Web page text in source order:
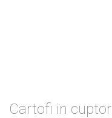
Cartofi in cuptor